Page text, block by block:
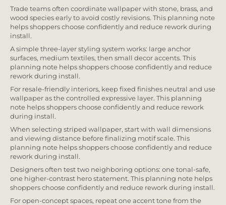
Trade teams often coordinate wallpaper with stone, brass, and
wood species early to avoid costly revisions. This planning note
helps shoppers choose confidently and reduce rework during
install.
A simple three-layer styling system works: large anchor
surfaces, medium textiles, then small decor accents. This
planning note helps shoppers choose confidently and reduce
rework during install.
For resale-friendly interiors, keep fixed finishes neutral and use
wallpaper as the controlled expressive layer. This planning
note helps shoppers choose confidently and reduce rework
during install.
When selecting striped wallpaper, start with wall dimensions
and viewing distance before finalizing motif scale. This
planning note helps shoppers choose confidently and reduce
rework during install.
Designers often test two neighboring options: one tonal-safe,
one higher-contrast hero statement. This planning note helps
shoppers choose confidently and reduce rework during install.
For open-concept spaces, repeat one accent tone from the